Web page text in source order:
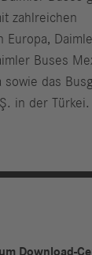
zahlreichen
Europa,
Buses
sowie das
in der Türkei.
Download-